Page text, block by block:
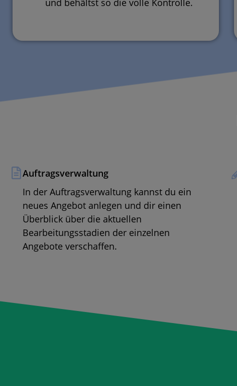
Auftragsverwaltung
In der Auftragsverwaltung kannst du ein
neues Angebot anlegen und dir einen
Überblick über die aktuellen
Bearbeitungsstadien der einzelnen
Angebote verschaffen.